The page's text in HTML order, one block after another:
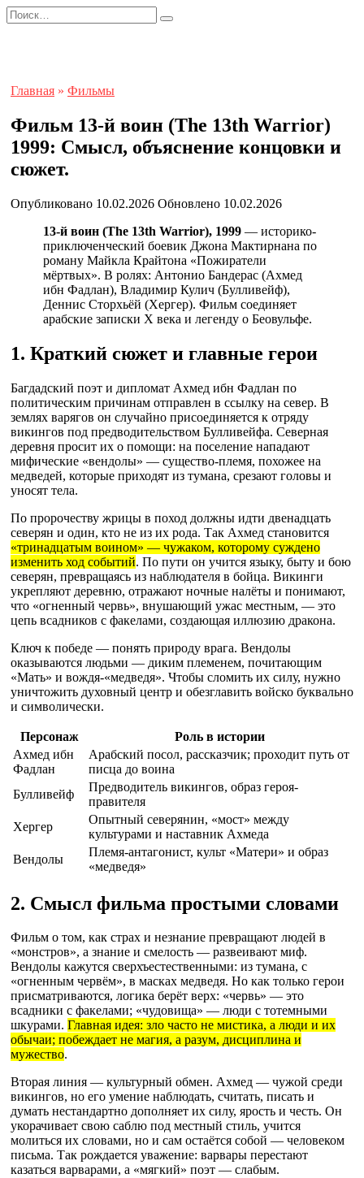
Перейти
к
Search
for:
Главная » Фильмы
Фильм 13-й воин (The 13th Warrior)
1999: Смысл, объяснение концовки и
сюжет.
Опубликовано 10.02.2026 Обновлено 10.02.2026
13-й воин (The 13th Warrior), 1999 — историко-
приключенческий боевик Джона Мактирнана по
роману Майкла Крайтона «Пожиратели
мёртвых». В ролях: Антонио Бандерас (Ахмед
ибн Фадлан), Владимир Кулич (Булливейф),
Деннис Сторхьёй (Хергер). Фильм соединяет
арабские записки X века и легенду о Беовульфе.
1. Краткий сюжет и главные герои
Багдадский поэт и дипломат Ахмед ибн Фадлан по
политическим причинам отправлен в ссылку на север. В
землях варягов он случайно присоединяется к отряду
викингов под предводительством Булливейфа. Северная
деревня просит их о помощи: на поселение нападают
мифические «вендолы» — существо-племя, похожее на
медведей, которые приходят из тумана, срезают головы и
уносят тела.
По пророчеству жрицы в поход должны идти двенадцать
северян и один, кто не из их рода. Так Ахмед становится
«тринадцатым воином» — чужаком, которому суждено
изменить ход событий. По пути он учится языку, быту и бою
северян, превращаясь из наблюдателя в бойца. Викинги
укрепляют деревню, отражают ночные налёты и понимают,
что «огненный червь», внушающий ужас местным, — это
цепь всадников с факелами, создающая иллюзию дракона.
Ключ к победе — понять природу врага. Вендолы
оказываются людьми — диким племенем, почитающим
«Мать» и вождя-«медведя». Чтобы сломить их силу, нужно
уничтожить духовный центр и обезглавить войско буквально
и символически.
Персонаж
Роль в истории
Ахмед ибн
Фадлан
Арабский посол, рассказчик; проходит путь от
писца до воина
Булливейф
Предводитель викингов, образ героя-
правителя
Хергер
Опытный северянин, «мост» между
культурами и наставник Ахмеда
Вендолы
Племя-антагонист, культ «Матери» и образ
«медведя»
2. Смысл фильма простыми словами
Фильм о том, как страх и незнание превращают людей в
«монстров», а знание и смелость — развеивают миф.
Вендолы кажутся сверхъестественными: из тумана, с
«огненным червём», в масках медведя. Но как только герои
присматриваются, логика берёт верх: «червь» — это
всадники с факелами; «чудовища» — люди с тотемными
шкурами. Главная идея: зло часто не мистика, а люди и их
обычаи; побеждает не магия, а разум, дисциплина и
мужество.
Вторая линия — культурный обмен. Ахмед — чужой среди
викингов, но его умение наблюдать, считать, писать и
думать нестандартно дополняет их силу, ярость и честь. Он
укорачивает свою саблю под местный стиль, учится
молиться их словами, но и сам остаётся собой — человеком
письма. Так рождается уважение: варвары перестают
казаться варварами, а «мягкий» поэт — слабым.